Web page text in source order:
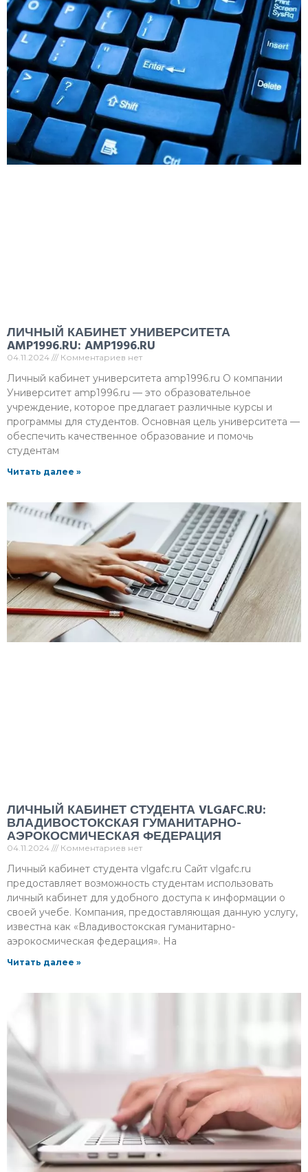
ЛИЧНЫЙ КАБИНЕТ УНИВЕРСИТЕТА
AMP1996.RU: AMP1996.RU
04.11.2024 Комментариев нет
Личный кабинет университета amp1996.ru О компании
Университет amp1996.ru — это образовательное
учреждение, которое предлагает различные курсы и
программы для студентов. Основная цель университета —
обеспечить качественное образование и помочь
студентам
Читать далее »
ЛИЧНЫЙ КАБИНЕТ СТУДЕНТА VLGAFC.RU:
ВЛАДИВОСТОКСКАЯ ГУМАНИТАРНО-
АЭРОКОСМИЧЕСКАЯ ФЕДЕРАЦИЯ
04.11.2024 Комментариев нет
Личный кабинет студента vlgafc.ru Сайт vlgafc.ru
предоставляет возможность студентам использовать
личный кабинет для удобного доступа к информации о
своей учебе. Компания, предоставляющая данную услугу,
известна как «Владивостокская гуманитарно-
аэрокосмическая федерация». На
Читать далее »